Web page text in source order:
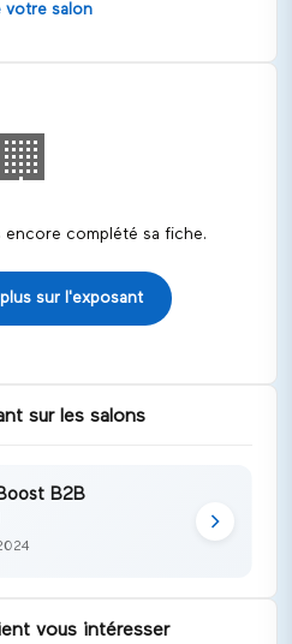
votre salon
encore complété sa fiche.
sur l'exposant
sur les salons
B2B
vous intéresser